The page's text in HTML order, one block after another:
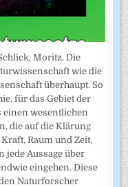
Moritz. Die
wie die
überhaupt. So
für das Gebiet der
wesentlichen
die auf die Klärung
Raum und Zeit,
jede Aussage über
eingehen. Diese
Naturforscher